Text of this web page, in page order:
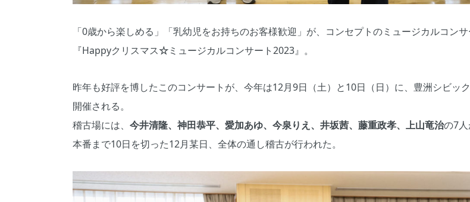
「0歳から楽しめる」「乳幼児をお持ちのお客様歓迎」が、コンセプトのミュージカルコンサ
『Happyクリスマス☆ミュージカルコンサート2023』。
昨年も好評を博したこのコンサートが、今年は12月9日（土）と10日（日）に、豊洲シビッ
開催される。
稽古場には、 今井清隆、神田恭平、愛加あゆ、今泉りえ、井坂茜、藤重政孝、上山竜治の7人
本番まで10日を切った12月某日、全体の通し稽古が行われた。